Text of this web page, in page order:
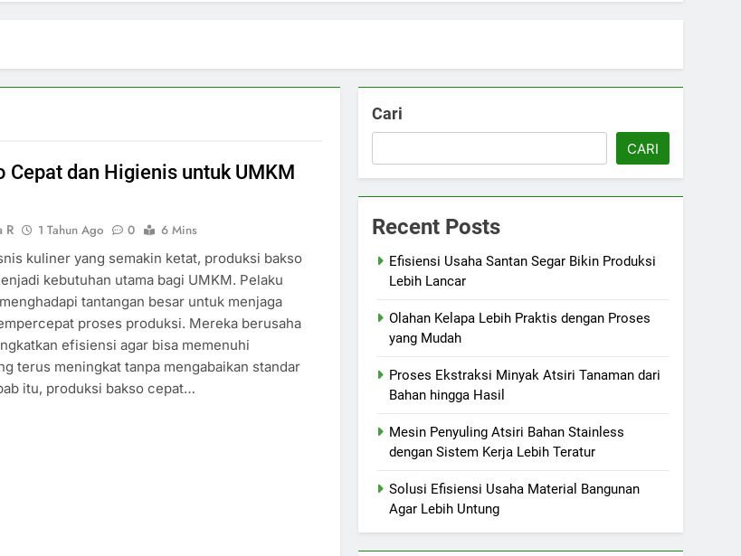
Cepat dan Higienis untuk UMKM
R 1 Tahun Ago 0
6 Mins
kuliner yang semakin ketat, produksi bakso
kebutuhan utama bagi UMKM. Pelaku
tantangan besar untuk menjaga
proses produksi. Mereka berusaha
efisiensi agar bisa memenuhi
terus meningkat tanpa mengabaikan standar
itu, produksi bakso cepat…
Cari
CARI
Recent Posts
Efisiensi Usaha Santan Segar Bikin Produksi
Lebih Lancar
Olahan Kelapa Lebih Praktis dengan Proses
yang Mudah
Proses Ekstraksi Minyak Atsiri Tanaman dari
Bahan hingga Hasil
Mesin Penyuling Atsiri Bahan Stainless
dengan Sistem Kerja Lebih Teratur
Solusi Efisiensi Usaha Material Bangunan
Agar Lebih Untung